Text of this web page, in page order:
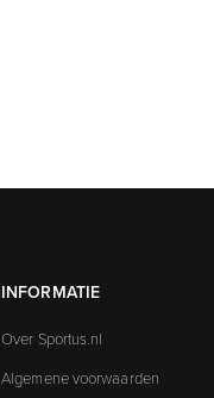
INFORMATIE
Over Sportus.nl
Algemene voorwaarden